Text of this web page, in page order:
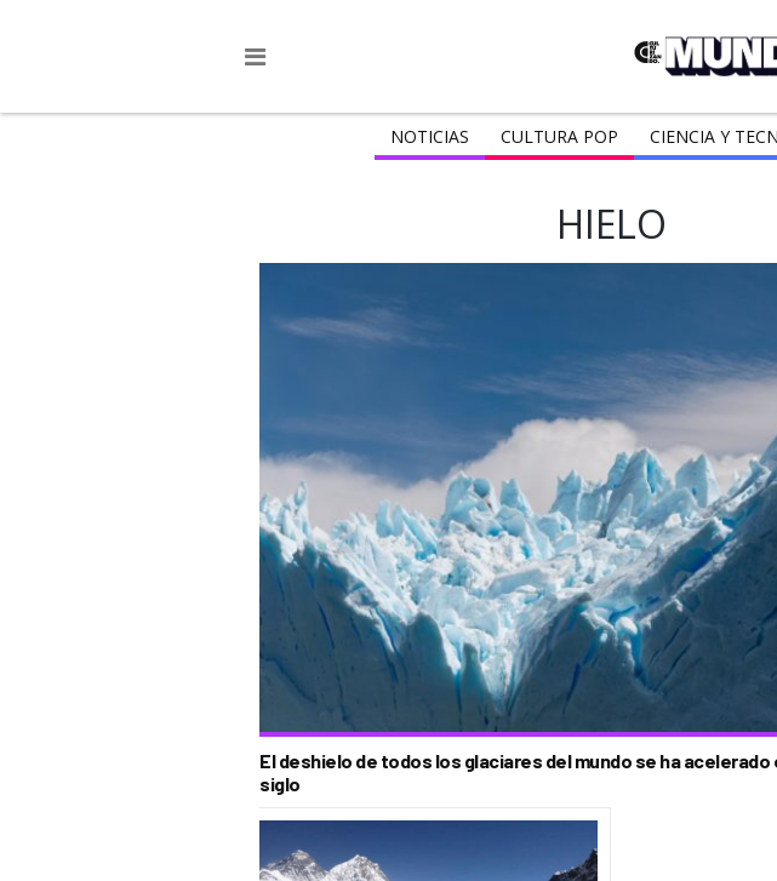
NOTICIAS CULTURA POP CIENCIA Y
HIELO
El deshielo de todos los glaciares del mundo se ha acelerado
siglo